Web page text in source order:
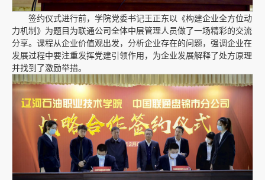
签约仪式进行前，学院党委书记王正东以《构建企业全方位动
力机制》为题目为联通公司全体中层管理人员做了一场精彩的交流
分享。课程从企业价值观出发，分析企业存在的问题，强调企业在
发展过程中要注重发挥党建引领作用，为企业发展解释了处方原理
并找到了激励举措。